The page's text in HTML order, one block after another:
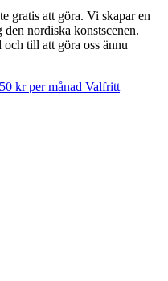
gratis att göra. Vi skapar en
nordiska konstscenen.
till att göra oss ännu
kr per månad Valfritt